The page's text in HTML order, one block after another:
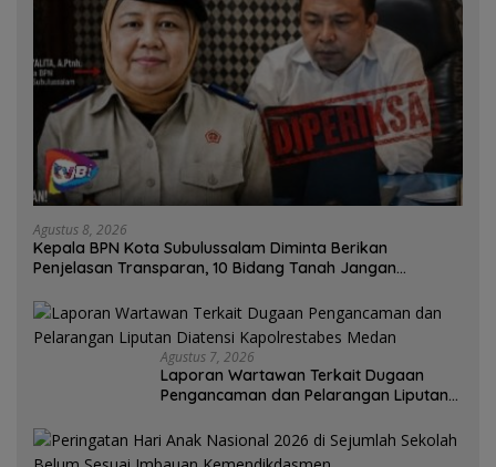
Agustus 8, 2026
Kepala BPN Kota Subulussalam Diminta Berikan
Penjelasan Transparan, 10 Bidang Tanah Jangan
Agustus 7, 2026
Laporan Wartawan Terkait Dugaan
Pengancaman dan Pelarangan Liputan